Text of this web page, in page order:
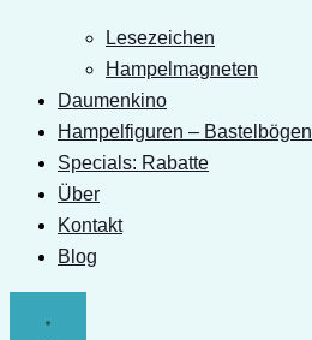
Lesezeichen
Hampelmagneten
Daumenkino
Hampelfiguren – Bastelbögen
Specials: Rabatte
Über
Kontakt
Blog